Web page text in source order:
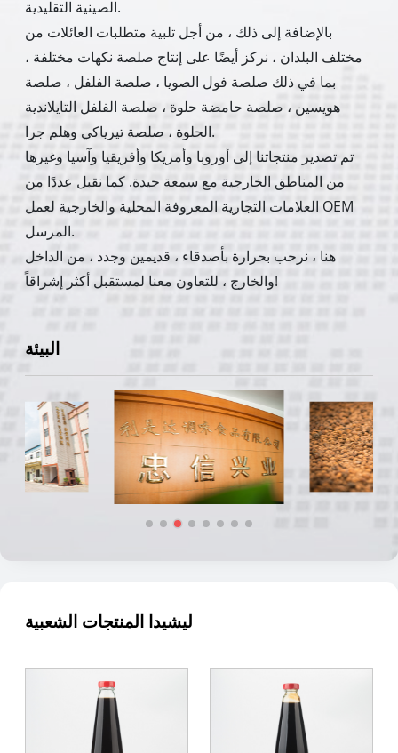
الصينية التقليدية.
بالإضافة إلى ذلك ، من أجل تلبية متطلبات العائلات من
مختلف البلدان ، نركز أيضًا على إنتاج صلصة نكهات مختلفة ،
بما في ذلك صلصة فول الصويا ، صلصة الفلفل ، صلصة
هويسين ، صلصة حامضة حلوة ، صلصة الفلفل التايلاندية
الحلوة ، صلصة تيرياكي وهلم جرا.
تم تصدير منتجاتنا إلى أوروبا وأمريكا وأفريقيا وآسيا وغيرها
من المناطق الخارجية مع سمعة جيدة. كما نقبل عددًا من
العلامات التجارية المعروفة المحلية والخارجية لعمل OEM
المرسل.
هنا ، نرحب بحرارة بأصدقاء ، قديمين وجدد ، من الداخل
والخارج ، للتعاون معنا لمستقبل أكثر إشراقاً!
البيئة
ليشيدا المنتجات الشعبية